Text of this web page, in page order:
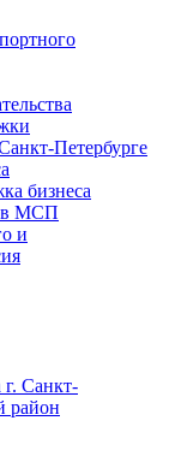
Петербурге
бизнеса
МСП
и
г. Санкт-
район